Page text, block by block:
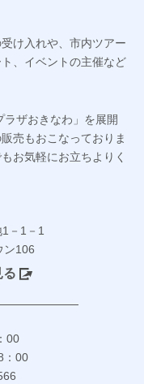
け入れや、市内ツアー
、イベントの主催など
ザおきなわ」を展開
売もおこなっておりま
お気軽にお立ちよりく
－1－1
ン106
00
00